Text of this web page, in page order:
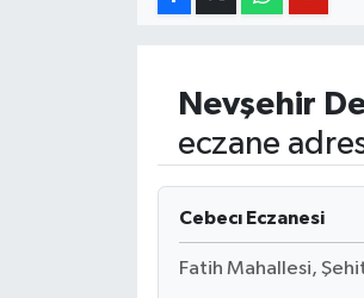
Nevşehir
eczane
Cebecı Eczanesi
Fatih Mahallesi,